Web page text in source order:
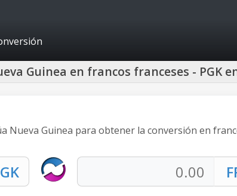
Guinea en francos franceses - PGK
Nueva Guinea para obtener la conversión en